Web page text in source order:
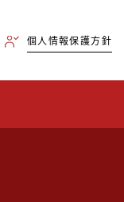
個人情報保護方針